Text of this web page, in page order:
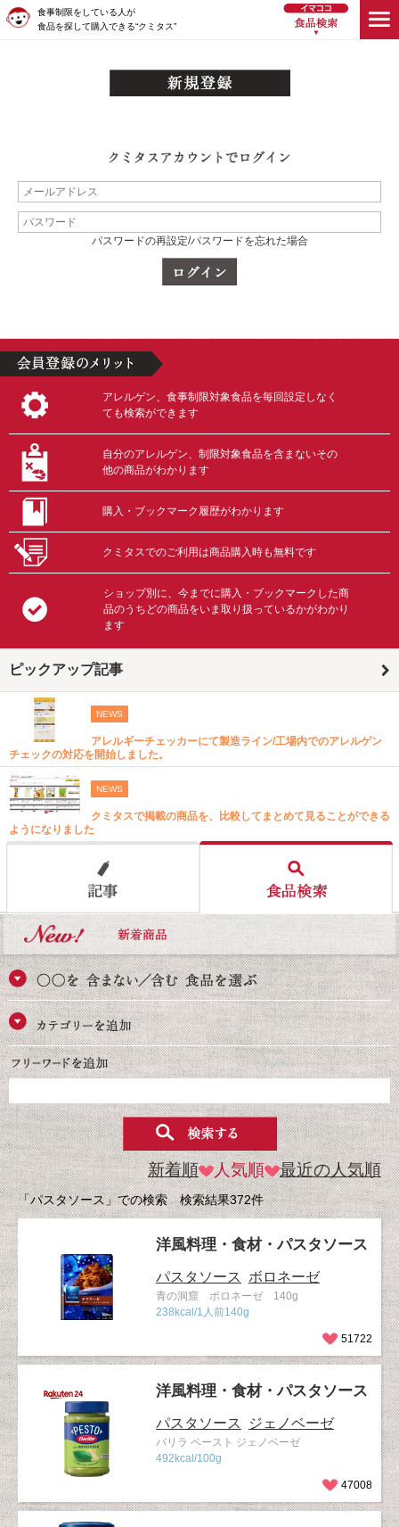
食事制限をしている人が
食品を探して購入できる“クミタス”
パスワードの再設定/パスワードを忘れた場合
アレルゲン、食事制限対象食品を毎回設定しなく
ても検索ができます
自分のアレルゲン、制限対象食品を含まないその
他の商品がわかります
購入・ブックマーク履歴がわかります
クミタスでのご利用は商品購入時も無料です
ショップ別に、今までに購入・ブックマークした商
品のうちどの商品をいま取り扱っているかがわかり
ます
ピックアップ記事
NEWS
アレルギーチェッカーにて製造ライン/工場内でのアレルゲン
チェックの対応を開始しました。
NEWS
クミタスで掲載の商品を、比較してまとめて見ることができる
ようになりました
新着順 人気順 最近の人気順
「パスタソース」での検索 検索結果372件
洋風料理・食材・パスタソース
パスタソース ボロネーゼ
青の洞窟 ボロネーゼ 140g
238kcal/1人前140g
51722
洋風料理・食材・パスタソース
パスタソース ジェノベーゼ
バリラ ペースト ジェノベーゼ
492kcal/100g
47008